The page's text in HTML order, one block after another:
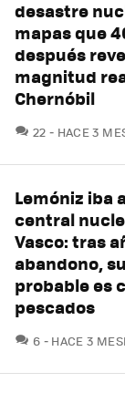
desastre
mapas que
después
magnitud
Chernóbil
22 HACE 3
Lemóniz iba
central
Vasco: tras
abandono,
probable es
pescados
6 HACE 3